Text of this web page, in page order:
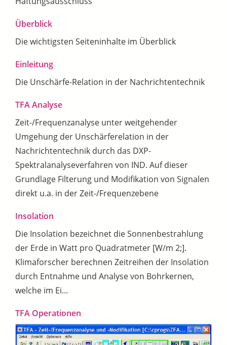
Überblick
Die wichtigsten Seiteninhalte im Überblick
Einleitung
Die Unschärfe-Relation in der Nachrichtentechnik
TFA Analyse
Zeit-/Frequenzanalyse unter weitgehender
Umgehung der Unschärferelation in der
Nachrichtentechnik durch das DXP-
Spektralanalyseverfahren von IND. Auf dieser
Grundlage Filterung und Modifikation von Signalen
direkt u.a. in der Zeit-/Frequenzebene
Insolation
Die Insolation bezeichnet die Sonnenbestrahlung
der Erde in Watt pro Quadratmeter [W/m 2;].
Klimaforscher berechnen Zeitreihen der Insolation
durch Entnahme und Analyse von Bohrkernen,
welche im Ei...
TFA Operationen